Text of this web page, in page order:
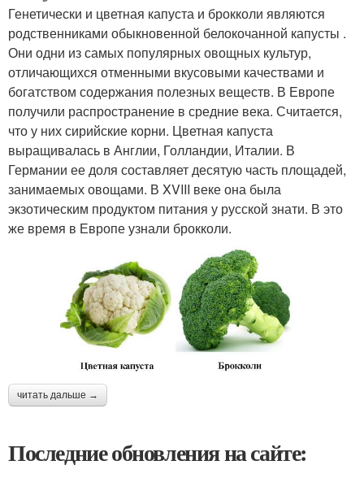
Генетически и цветная капуста и брокколи являются
родственниками обыкновенной белокочанной капусты .
Они одни из самых популярных овощных культур,
отличающихся отменными вкусовыми качествами и
богатством содержания полезных веществ. В Европе
получили распространение в средние века. Считается,
что у них сирийские корни. Цветная капуста
выращивалась в Англии, Голландии, Италии. В
Германии ее доля составляет десятую часть площадей,
занимаемых овощами. В XVIII веке она была
экзотическим продуктом питания у русской знати. В это
же время в Европе узнали брокколи.
читать дальше →
Последние обновления на сайте: